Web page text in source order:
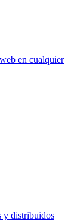
en cualquier
y distribuidos